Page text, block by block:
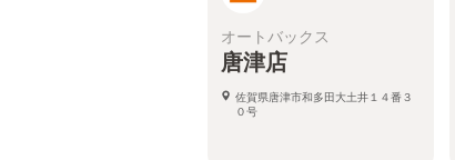
オートバックス
唐津店
佐賀県唐津市和多田大土井１４番３
０号